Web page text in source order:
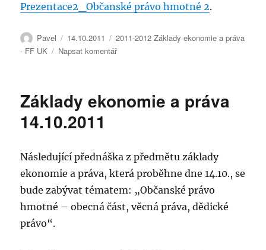
Prezentace2_Občanské právo hmotné 2.
Autor:
Pavel Publikováno:
14.10.2011 Rubriky:
2011-2012 Základy ekonomie a práva
- FF UK
Napsat komentářpro
Základy
21.10.2011
Základy ekonomie a práva
14.10.2011
Následující přednáška z předmětu základy
ekonomie a práva, která proběhne dne 14.10., se
bude zabývat tématem: „Občanské právo
hmotné – obecná část, věcná práva, dědické
právo“.